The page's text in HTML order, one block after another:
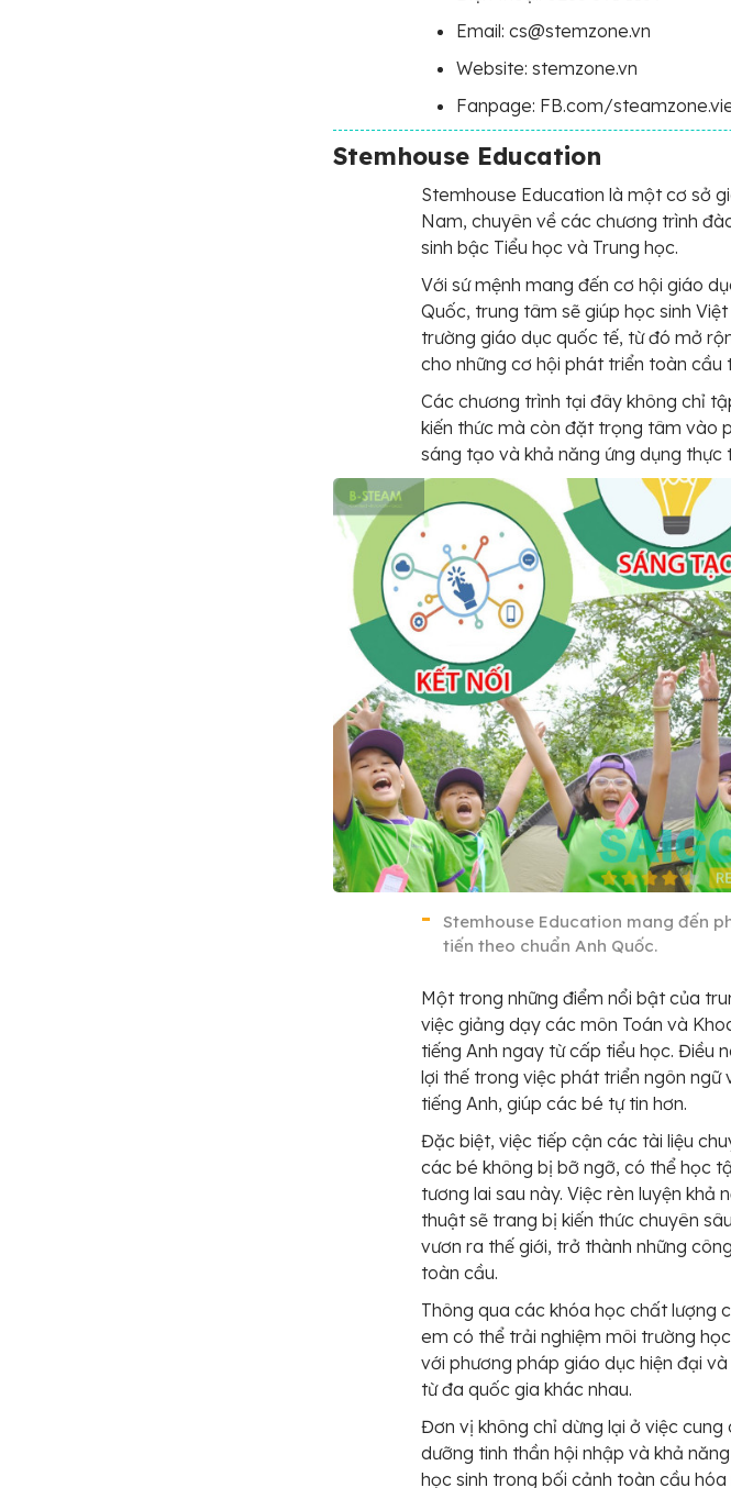
Email: cs@stemzone.vn
Website: stemzone.vn
Fanpage: FB.com/
Stemhouse Education
Stemhouse Education là một cơ sở
Nam, chuyên về các chương trình
sinh bậc Tiểu học và Trung học.
Với sứ mệnh mang đến cơ hội giáo
Quốc, trung tâm sẽ giúp học sinh
trường giáo dục quốc tế, từ đó mở
cho những cơ hội phát triển toàn cầu
Các chương trình tại đây không chỉ
kiến thức mà còn đặt trọng tâm vào
sáng tạo và khả năng ứng dụng thực
Stemhouse Education mang đến
tiến theo chuẩn Anh Quốc.
Một trong những điểm nổi bật của
việc giảng dạy các môn Toán và
tiếng Anh ngay từ cấp tiểu học. Điều
lợi thế trong việc phát triển ngôn ngữ
tiếng Anh, giúp các bé tự tin hơn.
Đặc biệt, việc tiếp cận các tài liệu
các bé không bị bỡ ngỡ, có thể học
tương lai sau này. Việc rèn luyện khả
thuật sẽ trang bị kiến thức chuyên
vươn ra thế giới, trở thành những
toàn cầu.
Thông qua các khóa học chất lượng
em có thể trải nghiệm môi trường
với phương pháp giáo dục hiện đại
từ đa quốc gia khác nhau.
Đơn vị không chỉ dừng lại ở việc cung
dưỡng tinh thần hội nhập và khả
học sinh trong bối cảnh toàn cầu hóa